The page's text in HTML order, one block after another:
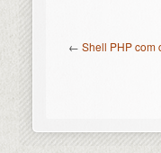
← Shell PHP com